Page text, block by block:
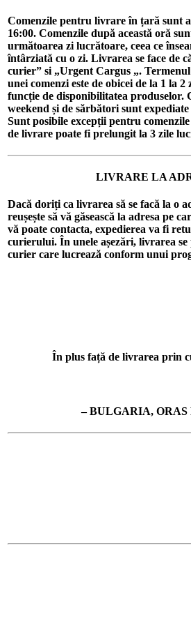
Comenzile pentru livrare în țară sunt
16:00. Comenzile după această oră
următoarea zi lucrătoare, ceea ce
întârziată cu o zi. Livrarea se face de
curier” si „Urgent Cargus „.
unei comenzi este de obicei de la 1 la
funcție de disponibilitatea produselor.
weekend și de sărbători sunt
Sunt posibile excepții pentru
de livrare poate fi prelungit la 3 zile
LIVRARE LA
Dacă doriți ca livrarea să se facă la o
reușește să vă găsească la adresa pe
vă poate contacta, expedierea va fi
curierului. În unele așezări, livrarea se
curier care lucrează conform unui
În plus față de livrarea prin
– BULGARIA, ORAS